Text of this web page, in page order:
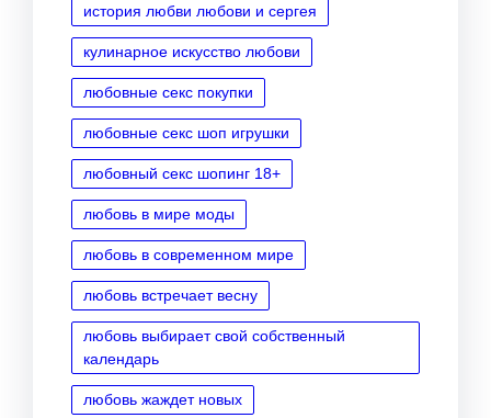
история любви любови и сергея
кулинарное искусство любови
любовные секс покупки
любовные секс шоп игрушки
любовный секс шопинг 18+
любовь в мире моды
любовь в современном мире
любовь встречает весну
любовь выбирает свой собственный
календарь
любовь жаждет новых